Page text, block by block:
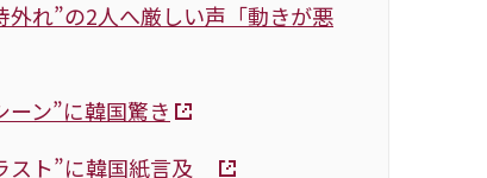
れ”の2人へ厳しい声「動きが悪
ン”に韓国驚き
スト”に韓国紙言及